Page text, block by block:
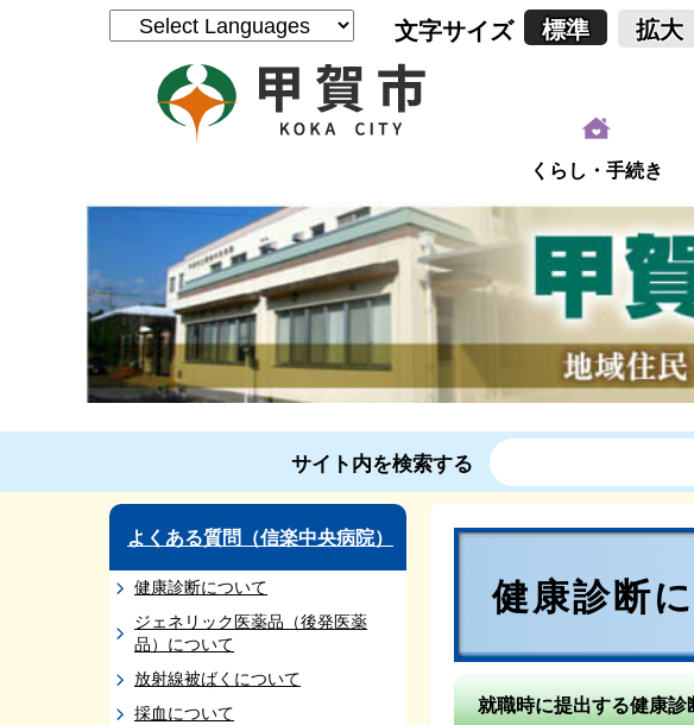
文字サイズ 標準 拡大
くらし・手続き
サイト内を検索する
よくある質問（信楽中央病院）
健康診断について
ジェネリック医薬品（後発医薬
品）について
放射線被ばくについて
採血について
健康診断
就職時に提出する健康